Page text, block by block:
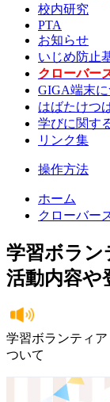
校内研究
PTA
お知らせ
いじめ防止
クローバー
GIGA端末に
はばたけつ
学びに関す
リンク集
操作方法
ホーム
クローバー
学習ボラ
活動内容や
学習ボランティ
ついて